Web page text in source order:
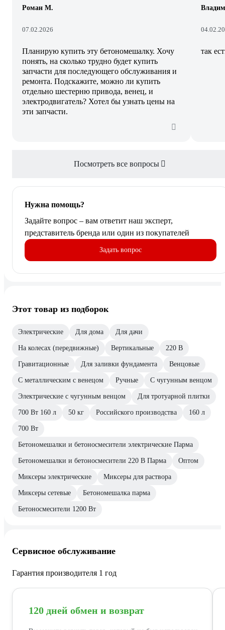
Роман М.
07.02.2026
Планирую купить эту бетономешалку. Хочу
понять, на сколько трудно будет купить
запчасти для последующего обслуживания и
ремонта. Подскажите, можно ли купить
отдельно шестерню привода, венец, и
электродвигатель? Хотел бы узнать цены на
эти запчасти.
так
Посмотреть все вопросы
Нужна помощь?
Задайте вопрос – вам ответит наш эксперт,
представитель бренда или один из покупателей
Задать вопрос
Этот товар из подборок
Электрические Для дома Для дачи
На колесах (передвижные) Вертикальные 220 В
Гравитационные Для заливки фундамента Венцовые
С металлическим с венецом Ручные С чугунным венцом
Электрические с чугунным венцом Для тротуарной плитки
700 Вт 160 л 50 кг Российского производства 160 л
700 Вт
Бетономешалки и бетоносмесители электрические Парма
Бетономешалки и бетоносмесители 220 В Парма Оптом
Миксеры электрические Миксеры для раствора
Миксеры сетевые Бетономешалка парма
Бетоносмесители 1200 Вт
Сервисное обслуживание
Гарантия производителя 1 год
120 дней обмен и возврат